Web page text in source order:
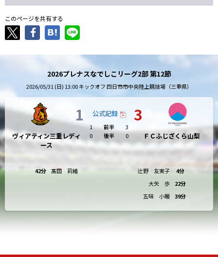
このページを共有する
2026プレナスなでしこリーグ2部 第12節
2026/05/31 (日) 13:00 キックオフ 四日市市中央陸上競技場（三重県）
ヴィアティン三重レディ
ース
42分 髙田 莉緒
1 公式記録 3
1 前半
3
0
後半 0 ＦＣふじざくら山梨
辻野 友実子
4分
大矢 歩
22分
五味 小暖
39分